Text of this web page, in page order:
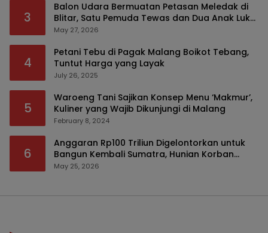
3
Balon Udara Bermuatan Petasan Meledak di
Blitar, Satu Pemuda Tewas dan Dua Anak Luka
Serius
May 27, 2026
4
Petani Tebu di Pagak Malang Boikot Tebang,
Tuntut Harga yang Layak
July 26, 2025
5
Waroeng Tani Sajikan Konsep Menu ‘Makmur’,
Kuliner yang Wajib Dikunjungi di Malang
February 8, 2024
6
Anggaran Rp100 Triliun Digelontorkan untuk
Bangun Kembali Sumatra, Hunian Korban
Bencana Bakal Difokuskan
May 25, 2026